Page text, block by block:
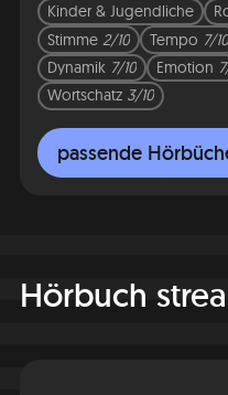
Kinder & Jugendliche
Stimme 2/10 Tempo 7/10
Dynamik 7/10 Emotion
Wortschatz 3/10
passende
Hörbuch